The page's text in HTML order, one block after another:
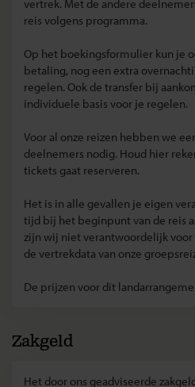
vertrek. Met de andere
reis volgens programma.
Op het boekingsformulier kun je
betaling, nog een extra
regelen. Ook de transfer bij
individuele basis voor je regelen.
Voor al onze reizen hebben we
deelnemers nodig. Houd hier
tickets gaat reserveren.
Het is in alle gevallen je eigen
tijd bij het beginpunt van de reis
zijn wij niet verantwoordelijk
de vertrekdata van onze
De prijzen voor dit
Zakgeld
Het door ons geadviseerde